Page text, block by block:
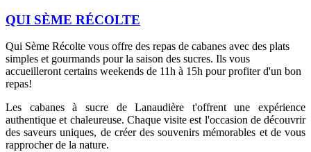
QUI SÈME RÉCOLTE
Qui Sème Récolte vous offre des repas de cabanes avec des plats
simples et gourmands pour la saison des sucres. Ils vous
accueilleront certains weekends de 11h à 15h pour profiter d'un bon
repas!
Les cabanes à sucre de Lanaudière t'offrent une expérience
authentique et chaleureuse. Chaque visite est l'occasion de découvrir
des saveurs uniques, de créer des souvenirs mémorables et de vous
rapprocher de la nature.